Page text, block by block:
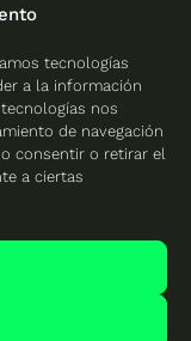
tecnologías
a la información
nos
de navegación
consentir o retirar el
a ciertas